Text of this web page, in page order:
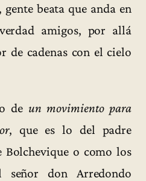
beata que anda en
amigos, por allá
de cadenas con el cielo
de un movimiento para
, que es lo del padre
Bolchevique o como los
señor don Arredondo